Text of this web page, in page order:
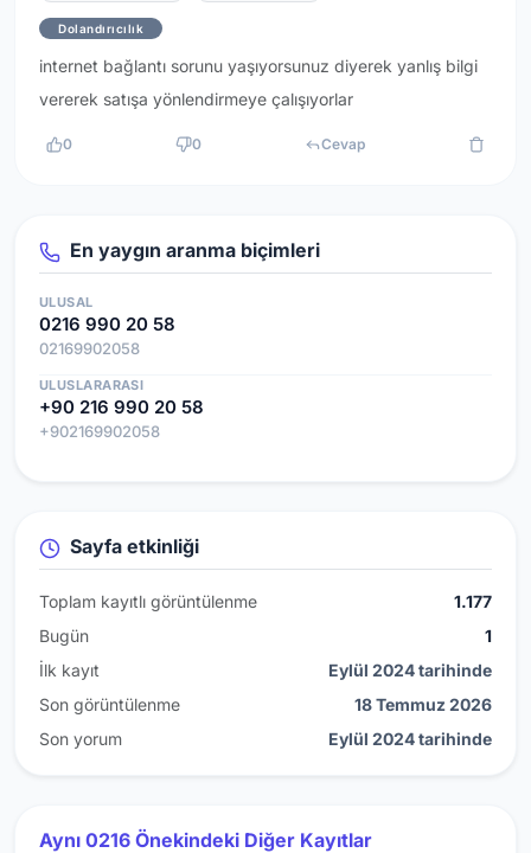
Dolandırıcılık
internet bağlantı sorunu yaşıyorsunuz diyerek yanlış bilgi
vererek satışa yönlendirmeye çalışıyorlar
0 0 Cevap
En yaygın aranma biçimleri
ULUSAL
0216 990 20 58
02169902058
ULUSLARARASI
+90 216 990 20 58
+902169902058
Sayfa etkinliği
Toplam kayıtlı görüntülenme
1.177
Bugün
1
İlk kayıt
Eylül 2024 tarihinde
Son görüntülenme
18 Temmuz 2026
Son yorum
Eylül 2024 tarihinde
Aynı 0216 Önekindeki Diğer Kayıtlar